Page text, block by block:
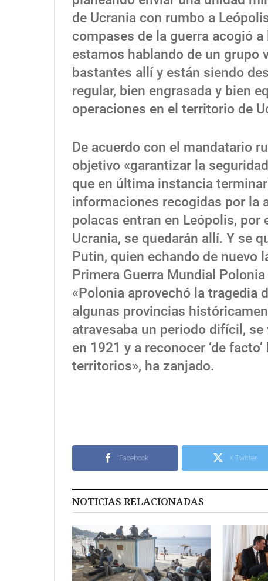
de Ucrania con rumbo a
compases de la guerra acogió
estamos hablando de un grupo
bastantes allí y están siendo
regular, bien engrasada y bien
operaciones en el territorio de
De acuerdo con el mandatario
objetivo «garantizar la
que en última instancia
informaciones recogidas por la
polacas entran en Leópolis,
Ucrania, se quedarán allí. Y se
Putin, quien echando de nuevo
Primera Guerra Mundial
«Polonia aprovechó la tragedia
algunas provincias
atravesaba un periodo difícil,
en 1921 y a reconocer ‘de
territorios», ha zanjado.
Facebook X Twitter
NOTICIAS RELACIONADAS